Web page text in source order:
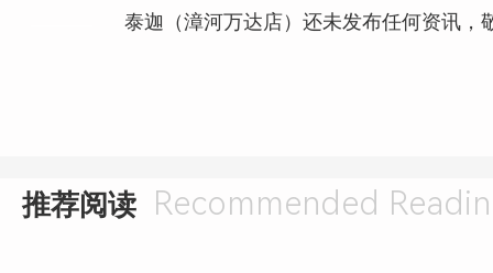
泰迦（漳河万达店）还未发布任何资讯，
推荐阅读 Recommended